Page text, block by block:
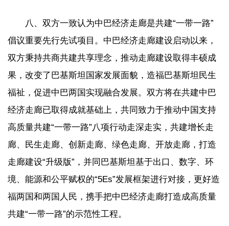
八、双方一致认为中巴经济走廊是共建“一带一路”
倡议重要先行先试项目。中巴经济走廊建设启动以来，
双方秉持共商共建共享理念，推动走廊建设取得丰硕成
果，改变了巴基斯坦国家发展面貌，造福巴基斯坦民生
福祉，促进中巴两国实现融合发展。双方将在共建中巴
经济走廊已取得成就基础上，共同致力于推动中国支持
高质量共建“一带一路”八项行动走深走实，共建增长走
廊、民生走廊、创新走廊、绿色走廊、开放走廊，打造
走廊建设“升级版”，并同巴基斯坦基于出口、数字、环
境、能源和公平赋权的“5Es”发展框架进行对接，更好造
福两国和两国人民，携手把中巴经济走廊打造成高质量
共建“一带一路”的示范性工程。